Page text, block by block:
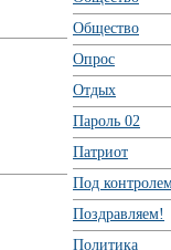
Общество
Опрос
Отдых
Пароль 02
Патриот
Под
Поздравляем!
Политика